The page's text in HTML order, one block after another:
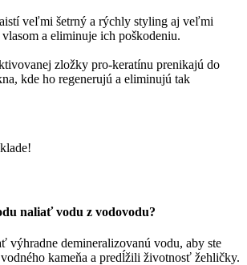
veľmi šetrný a rýchly styling aj veľmi
a eliminuje ich poškodeniu.
zložky pro-keratínu prenikajú do
kde ho regenerujú a eliminujú tak
naliať vodu z vodovodu?
výhradne demineralizovanú vodu, aby ste
kameňa a predĺžili životnosť žehličky.